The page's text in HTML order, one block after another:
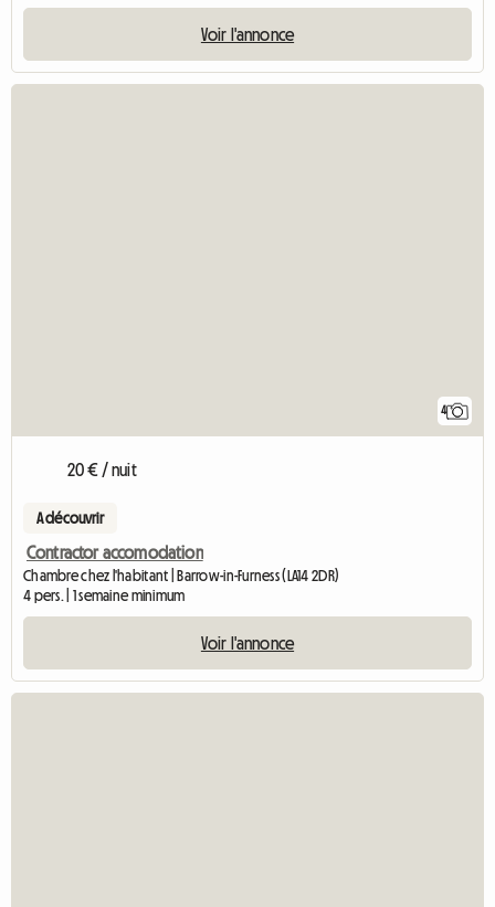
Voir l'annonce
4
20 € / nuit
A découvrir
Contractor accomodation
Chambre chez l'habitant | Barrow-in-Furness (LA14 2DR)
4 pers. | 1 semaine minimum
Voir l'annonce